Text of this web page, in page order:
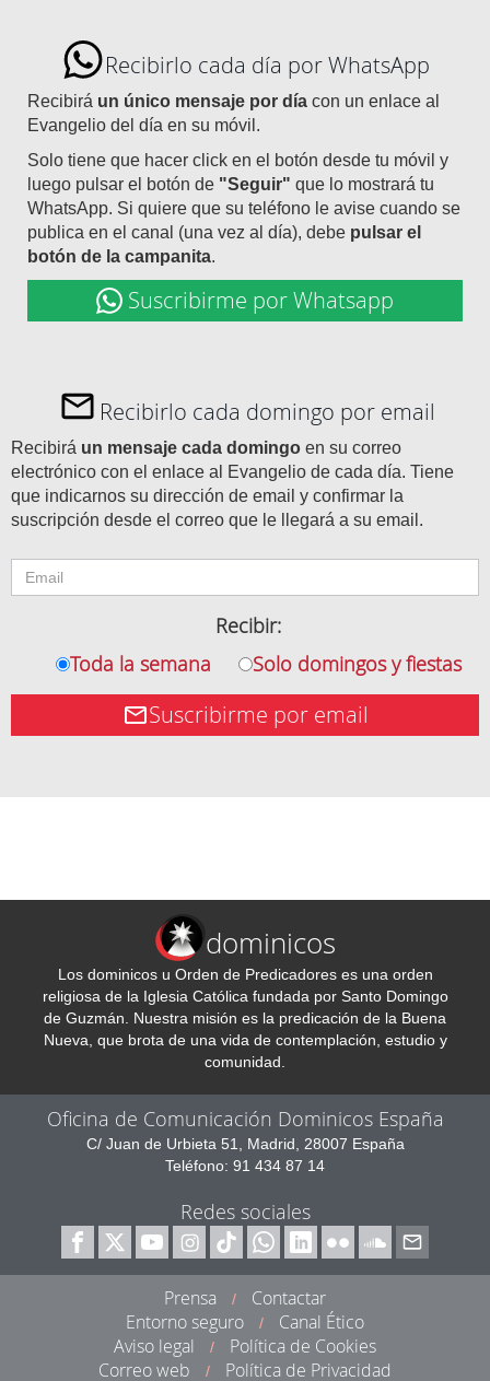
Recibirlo cada día por WhatsApp
Recibirá un único mensaje por día con un enlace al
Evangelio del día en su móvil.
Solo tiene que hacer click en el botón desde tu móvil y
luego pulsar el botón de "Seguir" que lo mostrará tu
WhatsApp. Si quiere que su teléfono le avise cuando se
publica en el canal (una vez al día), debe pulsar el
botón de la campanita.
Suscribirme por Whatsapp
Recibirlo cada domingo por email
Recibirá un mensaje cada domingo en su correo
electrónico con el enlace al Evangelio de cada día. Tiene
que indicarnos su dirección de email y confirmar la
suscripción desde el correo que le llegará a su email.
Recibir:
Toda la semana
Solo domingos y fiestas
Suscribirme por email
dominicos
Los dominicos u Orden de Predicadores es una orden
religiosa de la Iglesia Católica fundada por Santo Domingo
de Guzmán. Nuestra misión es la predicación de la Buena
Nueva, que brota de una vida de contemplación, estudio y
comunidad.
Oficina de Comunicación Dominicos España
C/ Juan de Urbieta 51, Madrid, 28007 España
Teléfono: 91 434 87 14
Redes sociales
Prensa /
Contactar
Entorno seguro
/
Canal Ético
Aviso legal
/
Política de Cookies
Correo web
/ Política de Privacidad